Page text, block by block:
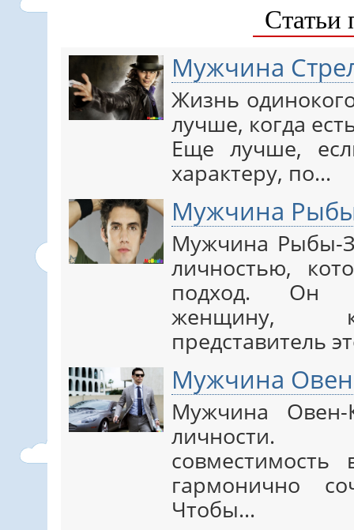
Статьи
Мужчина
Жизнь
лучше, когда
Еще лучше,
характеру, по…
Мужчина
Мужчина Рыбы-
личностью,
подход. Он
женщину,
представитель
Мужчина
Мужчина
личности.
гармонично
Чтобы…